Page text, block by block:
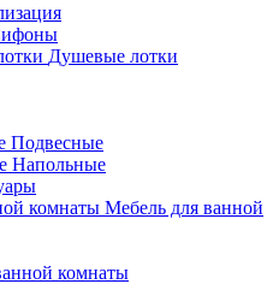
Душевые лотки
Подвесные
Напольные
Мебель для ванной
комнаты